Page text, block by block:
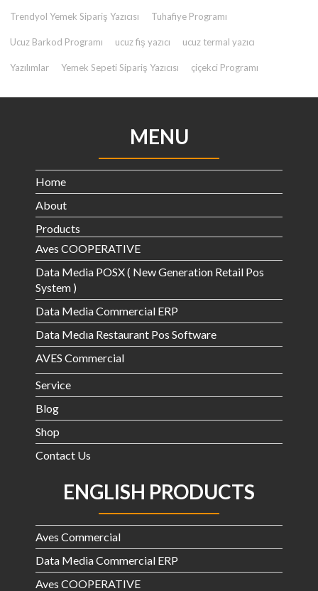
Trendyol Yemek Sipariş Yazıcısı Tuhafiye Programı
Ucuz Barkod Programı ucuz fiş yazıcı ucuz termal yazıcı
Yazılımlar Yemek Sepeti Sipariş Yazıcısı çiçekci Programı
MENU
Home
About
Products
Aves COOPERATIVE
Data Media POSX ( New Generation Retail Pos
System )
Data Media Commercial ERP
Data Medıa Restaurant Pos Software
AVES Commercial
Service
Blog
Shop
Contact Us
ENGLISH PRODUCTS
Aves Commercial
Data Media Commercial ERP
Aves COOPERATIVE